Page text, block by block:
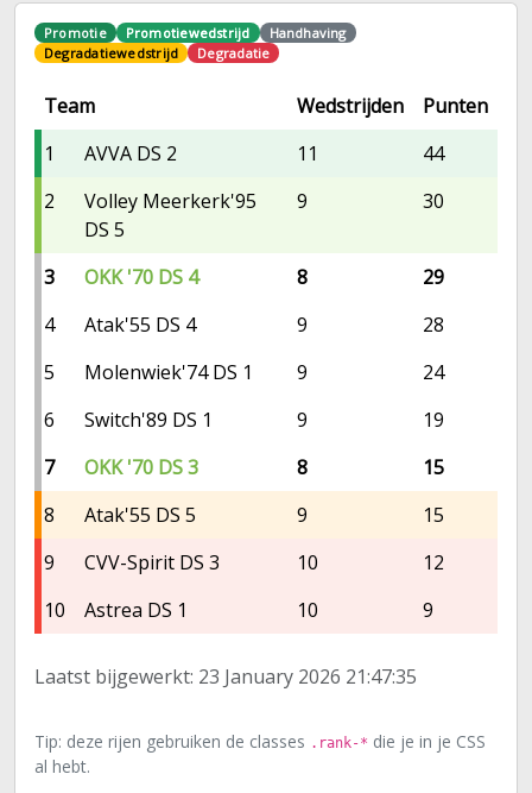
Promotie Promotiewedstrijd
Handhaving
Degradatiewedstrijd
Degradatie
Team Wedstrijden
Punten
1
AVVA DS 2 11
44
2
Volley Meerkerk'95
DS 5
9 30
3 OKK '70 DS 4 8
29
4
Atak'55 DS 4 9
28
5
Molenwiek'74 DS 1 9
24
6
Switch'89 DS 1 9
19
7
OKK '70 DS 3 8
15
8
Atak'55 DS 5 9
15
9
CVV-Spirit DS 3 10
12
10
Astrea DS 1 10 9
Laatst bijgewerkt: 23 January 2026 21:47:35
Tip: deze rijen gebruiken de classes .rank-* die je in je CSS
al hebt.